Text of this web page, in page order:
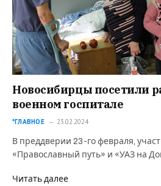
Новосибирцы посетили
военном госпитале
*ГЛАВНОЕ 23.02.2024
В преддверии 23-го февраля,
«Православный путь» и «УАЗ на
Читать далее